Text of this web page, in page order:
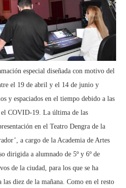
especial diseñada con motivo del
el 19 de abril y el 14 de junio y
y espaciados en el tiempo debido a las
el COVID-19. La última de las
en el Teatro Dengra de la
a cargo de la Academia de Artes
dirigida a alumnado de 5º y 6º de
de la ciudad, para los que se ha
las diez de la mañana. Como en el resto